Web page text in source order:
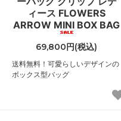
ィース FLOWERS
ARROW MINI BOX BAG
69,800円(税込)
送料無料！可愛らしいデザインの
ボックス型バッグ